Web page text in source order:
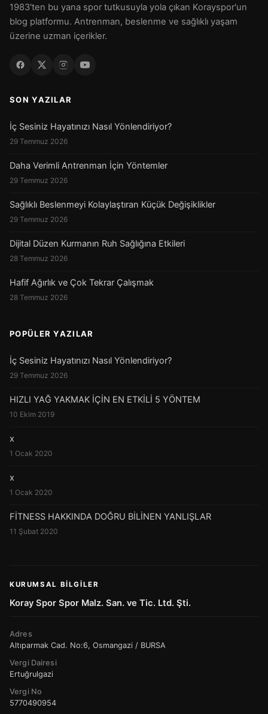
1983'ten bu yana spor tutkusuyla yola çıkan Korayspor'un
blog platformu. Antrenman, beslenme ve sağlıklı yaşam
üzerine uzman içerikler.
SON YAZILAR
İç Sesiniz Hayatınızı Nasıl Yönlendiriyor?
29 Temmuz 2026
Daha Verimli Antrenman İçin Yöntemler
29 Temmuz 2026
Sağlıklı Beslenmeyi Kolaylaştıran Küçük Değişiklikler
29 Temmuz 2026
Dijital Düzen Kurmanın Ruh Sağlığına Etkileri
28 Temmuz 2026
Hafif Ağırlık ve Çok Tekrar Çalışmak
28 Temmuz 2026
POPÜLER YAZILAR
İç Sesiniz Hayatınızı Nasıl Yönlendiriyor?
29 Temmuz 2026
HIZLI YAĞ YAKMAK İÇİN EN ETKİLİ 5 YÖNTEM
10 Ekim 2019
x
1 Ocak 2020
x
1 Ocak 2020
FİTNESS HAKKINDA DOĞRU BİLİNEN YANLIŞLAR
11 Şubat 2020
KURUMSAL BILGILER
Koray Spor Spor Malz. San. ve Tic. Ltd. Şti.
Adres
Altıparmak Cad. No:6, Osmangazi / BURSA
Vergi Dairesi
Ertuğrulgazi
Vergi No
5770490954